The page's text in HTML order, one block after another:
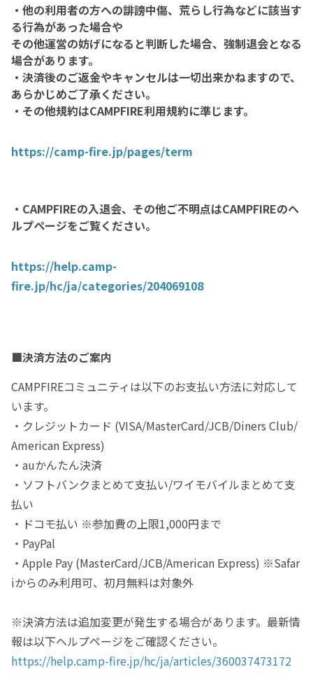
・他の利用者の方への誹謗中傷、荒らし行為などに該当す
る行為があった場合や
その他運営の妨げになると判断した場合、強制退会となる
場合があります。
・決済後のご返金やキャンセルは一切出来かねますので、
あらかじめご了承ください。
・その他規約はCAMPFIRE利用規約に準じます。
https://camp-fire.jp/pages/term
・CAMPFIREの入退会、その他ご不明点はCAMPFIREのヘ
ルプページをご覧ください。
https://help.camp-
fire.jp/hc/ja/categories/204069108
■決済方法のご案内
CAMPFIREコミュニティは以下のお支払い方法に対応して
います。
・クレジットカード (VISA/MasterCard/JCB/Diners Club/
American Express)
・auかんたん決済
・ソフトバンクまとめて支払い/ワイモバイルまとめて支
払い
・ドコモ払い ※参加費の上限1,000円まで
・PayPal
・Apple Pay (MasterCard/JCB/American Express) ※Safar
iからのみ利用可、初月無料は対象外
※決済方法は追加変更が発生する場合があります。最新情
報は以下ヘルプページをご確認ください。
https://help.camp-fire.jp/hc/ja/articles/360037473172